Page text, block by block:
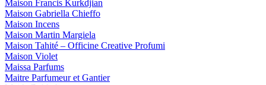
Maison Francis Kurkdjian
Maison Gabriella Chieffo
Maison Incens
Maison Martin Margiela
Maison Tahité – Officine Creative Profumi
Maison Violet
Maissa Parfums
Maitre Parfumeur et Gantier